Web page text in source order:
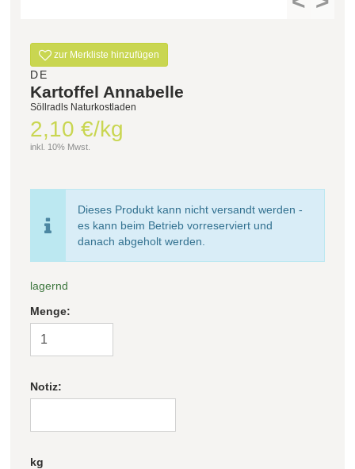
Filter zurücksetzen
zur Merkliste hinzufügen
DE
Kartoffel Annabelle
Söllradls Naturkostladen
2,10 €/kg
inkl. 10% Mwst.
Dieses Produkt kann nicht versandt werden -
es kann beim Betrieb vorreserviert und
danach abgeholt werden.
lagernd
Menge:
Notiz:
kg